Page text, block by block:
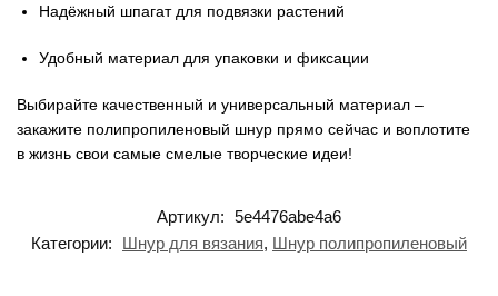
Надёжный шпагат для подвязки растений
Удобный материал для упаковки и фиксации
Выбирайте качественный и универсальный материал –
закажите полипропиленовый шнур прямо сейчас и воплотите
в жизнь свои самые смелые творческие идеи!
Артикул: 5e4476abe4a6
Категории:
Шнур для вязания, Шнур полипропиленовый